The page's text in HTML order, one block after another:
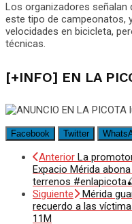
Los organizadores señalan
este tipo de campeonatos,
velocidades en bicicleta,
técnicas.
[+INFO] EN LA
Facebook Twitter
Anterior La
Expacio Mérida
terrenos
Siguiente
Mérida
recuerdo a las
11M